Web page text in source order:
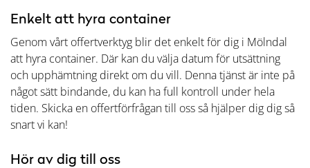
Enkelt att hyra container
Genom vårt offertverktyg blir det enkelt för dig i Mölndal
att hyra container. Där kan du välja datum för utsättning
och upphämtning direkt om du vill. Denna tjänst är inte på
något sätt bindande, du kan ha full kontroll under hela
tiden. Skicka en offertförfrågan till oss så hjälper dig dig så
snart vi kan!
Hör av dig till oss